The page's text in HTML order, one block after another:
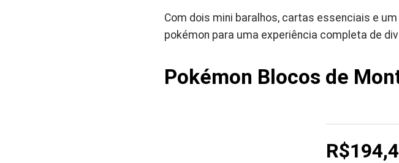
Com dois mini baralhos, cartas essenciais e
pokémon para uma experiência completa de
Pokémon Blocos de